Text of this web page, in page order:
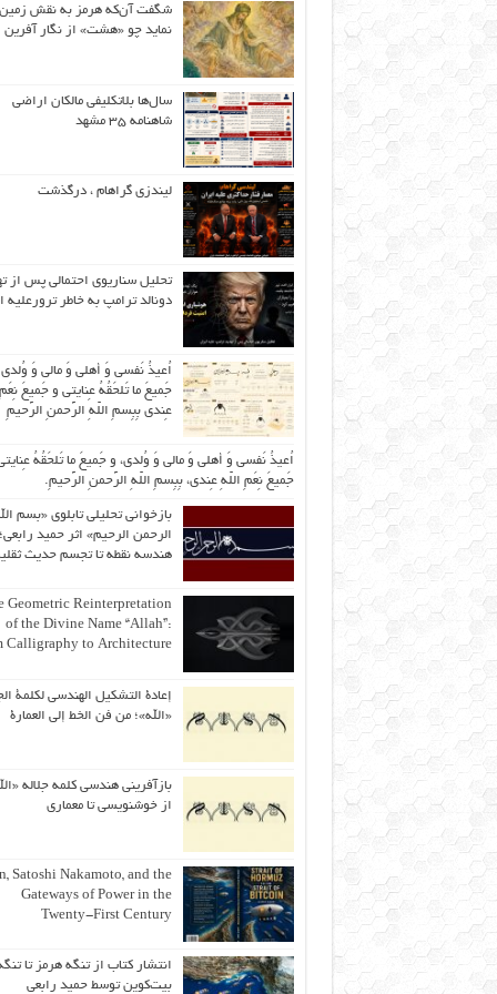
شگفت آن‌که هرمز به نقش زمین
نماید چو «هشت» از نگار آفرین
سال‌ها بلاتکلیفی مالکان اراضی
شاهنامه ۳۵ مشهد
لیندزی گراهام ، درگذشت
تحلیل سناریوی احتمالی پس از
دونالد ترامپ به خاطر ترورعلیه
اُعیذُ نَفسی وَ أهلی وَ مالی وَ
جَمیعَ ما تَلحَقُهُ عِنایتی و جَمیعَ نِعَمِ
عِندی بِبِسمِ اللّهِ الرَّحمنِ الرَّحیمِ
اُعیذُ نَفسی وَ أهلی وَ مالی وَ وُلدی، و جَمیعَ ما تَلحَقُهُ
جَمیعَ نِعَمِ اللّهِ عِندی، بِبِسمِ اللّهِ الرَّحمنِ الرَّحیمِ.
بازخوانی تحلیلی تابلوی «بسم
الرحمن الرحیم» اثر حمید رابعی؛
هندسه نقطه تا تجسم حدیث
Geometric Reinterpretation
of the Divine Name “Allah”:
Calligraphy to Architecture
إعادة التشكيل الهندسي لكلمة
«الله»؛ من فن الخط إلى العمارة
بازآفرینی هندسی کلمه جلاله
از خوشنویسی تا معماری
Satoshi Nakamoto, and the
Gateways of Power in the
Twenty-First Century
انتشار کتاب از تنگه هرمز تا
بیت‌کوین توسط حمید رابعی